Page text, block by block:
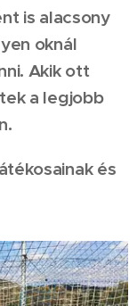
is alacsony
oknál
Akik ott
a legjobb
és